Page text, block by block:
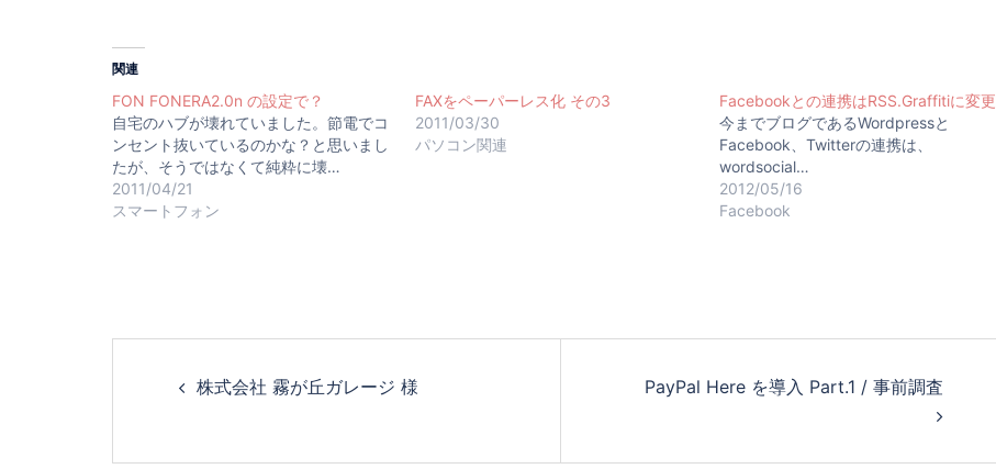
関連
FON FONERA2.0n の設定で？
自宅のハブが壊れていました。節電でコ
ンセント抜いているのかな？と思いまし
たが、そうではなくて純粋に壊…
2011/04/21
スマートフォン
FAXをペーパーレス化 その3
2011/03/30
パソコン関連
Facebookとの連携はRSS.Graffitiに変更
今までブログであるWordpressと
Facebook、Twitterの連携は、
wordsocial…
2012/05/16
Facebook
株式会社 霧が丘ガレージ 様 PayPal Here を導入 Part.1 / 事前調査